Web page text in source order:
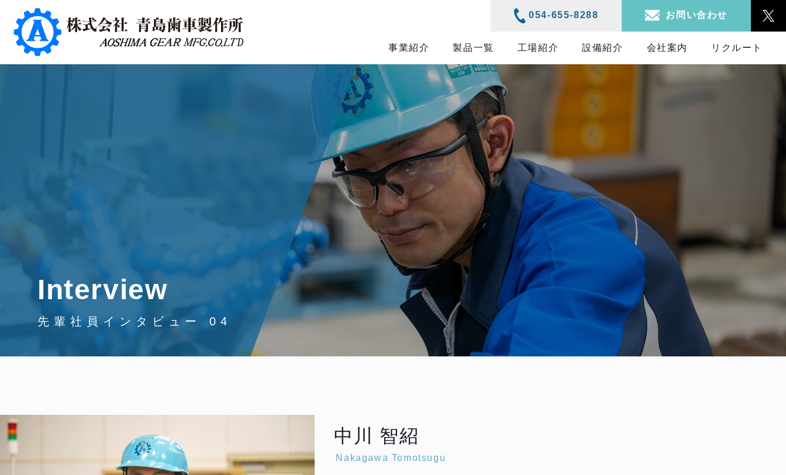
054-655-8288 お問い合わせ
事業紹介 製品一覧 工場紹介 設備紹介 会社案内 リクルート
Interview
先輩社員インタビュー 04
中川 智紹
Nakagawa Tomotsugu